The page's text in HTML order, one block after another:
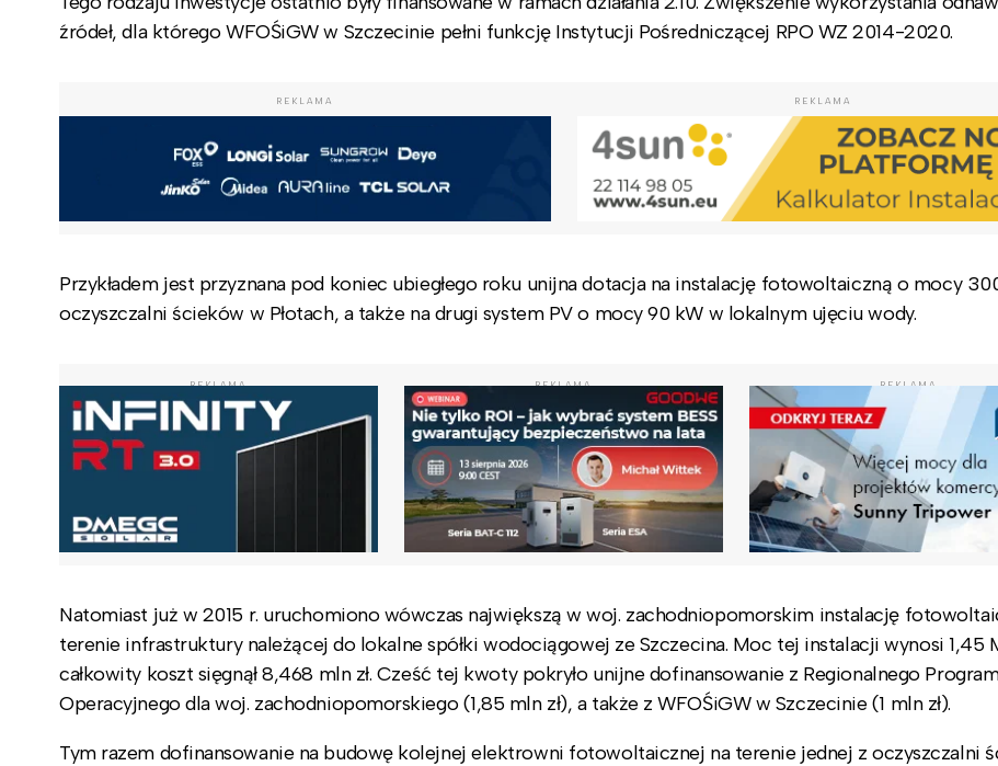
źródeł, dla którego WFOŚiGW w Szczecinie pełni funkcję Instytucji Pośredniczącej RPO WZ 2014-2020.
REKLAMA REKLAMA
Przykładem jest przyznana pod koniec ubiegłego roku unijna dotacja na instalację fotowoltaiczną o mocy
oczyszczalni ścieków w Płotach, a także na drugi system PV o mocy 90 kW w lokalnym ujęciu wody.
REKLAMA REKLAMA REKLAMA
Natomiast już w 2015 r. uruchomiono wówczas największą w woj. zachodniopomorskim instalację
terenie infrastruktury należącej do lokalne spółki wodociągowej ze Szczecina. Moc tej instalacji wynosi 1,45
całkowity koszt sięgnął 8,468 mln zł. Cześć tej kwoty pokryło unijne dofinansowanie z Regionalnego
Operacyjnego dla woj. zachodniopomorskiego (1,85 mln zł), a także z WFOŚiGW w Szczecinie (1 mln zł).
Tym razem dofinansowanie na budowę kolejnej elektrowni fotowoltaicznej na terenie jednej z oczyszczalni